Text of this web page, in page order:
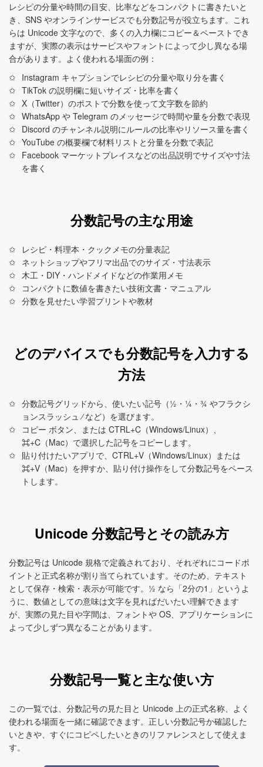
レシピの分量や時間の目安、比率などをコンパクトに書きたいと
き、SNS やオンラインサービスでも分数記号が役立ちます。これ
らは Unicode 文字なので、多くの入力欄にコピー＆ペーストでき
ますが、実際の表示はサービスやフォントによって少し異なる場
合があります。よく使われる場面の例：
Instagram キャプションでレシピの分量や取り分を書く
TikTok の説明欄に短いサイズ・比率を書く
X（Twitter）のポストで分数を使って文字数を節約
WhatsApp や Telegram のメッセージで時間や量を分数で表現
Discord のチャンネル説明にルールの比率やリソース量を書く
YouTube の概要欄で材料リストと分量を分数で表記
Facebook マーケットプレイスなどの出品説明でサイズや寸法
を書く
分数記号の主な用途
レシピ・料理本・クックメモの分量表記
ネットショップやフリマ出品でのサイズ・寸法表示
木工・DIY・ハンドメイドなどの作業用メモ
コンパクトに数値を書きたい技術文書・マニュアル
分数を見せたい学習プリントや教材
どのデバイスでも分数記号を入力する
方法
分数記号グリッドから、使いたい記号（½・¼・¾ やフラクシ
ョンスラッシュ ⁄ など）を選びます。
コピー ボタン、または CTRL+C（Windows/Linux）、
⌘+C（Mac）で選択した記号をコピーします。
貼り付けたいアプリで、CTRL+V（Windows/Linux）または
⌘+V（Mac）を押すか、貼り付け操作をして分数記号をペース
トします。
Unicode 分数記号とその読み方
分数記号は Unicode 規格で定義されており、それぞれにコードポ
イントと正式名称が割り当てられています。そのため、テキスト
として保存・検索・表示が可能です。½ なら「2分の1」というよ
うに、数値としての意味は文字を見ればだいたい理解できます
が、実際の見た目や字間は、フォントや OS、アプリケーションに
よって少しずつ異なることがあります。
分数記号一覧と主な使い方
この一覧では、分数記号の見た目と Unicode 上の正式名称、よく
使われる場面を一緒に確認できます。正しい分数記号か確認した
いときや、すぐにコピペしたいときのリファレンスとして使えま
す。